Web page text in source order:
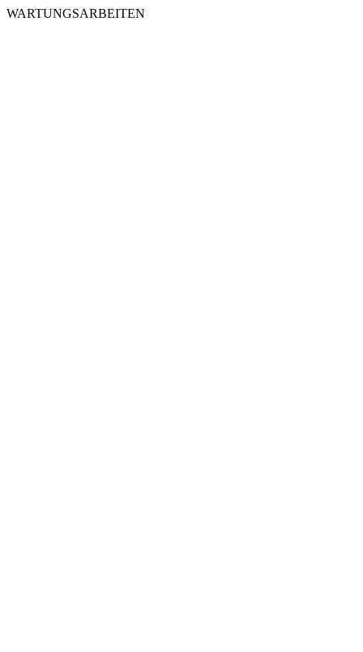
WARTUNGSARBEITEN